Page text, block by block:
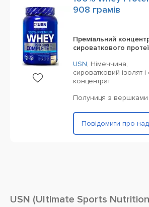
908 грамів
Преміальний
сироваткового
USN, Німеччина,
сироватковий ізолят
концентрат
Полуниця з вершками
Повідомити про
USN (Ultimate Sports